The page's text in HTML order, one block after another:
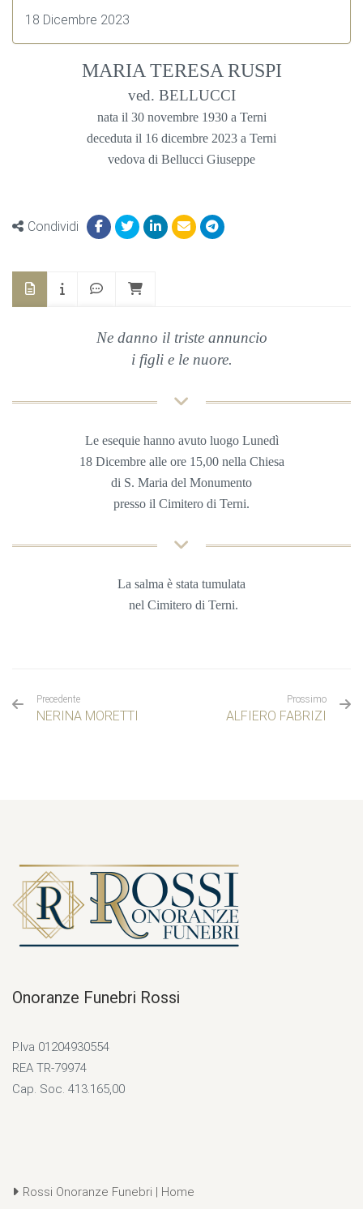
18 Dicembre 2023
MARIA TERESA RUSPI
ved. BELLUCCI
nata il 30 novembre 1930 a Terni
deceduta il 16 dicembre 2023 a Terni
vedova di Bellucci Giuseppe
Condividi
Ne danno il triste annuncio
i figli e le nuore.
Le esequie hanno avuto luogo Lunedì
18 Dicembre alle ore 15,00 nella Chiesa
di S. Maria del Monumento
presso il Cimitero di Terni.
La salma è stata tumulata
nel Cimitero di Terni.
Precedente
NERINA MORETTI
Prossimo
ALFIERO FABRIZI
Onoranze Funebri Rossi
P.Iva 01204930554
REA TR-79974
Cap. Soc. 413.165,00
Rossi Onoranze Funebri | Home